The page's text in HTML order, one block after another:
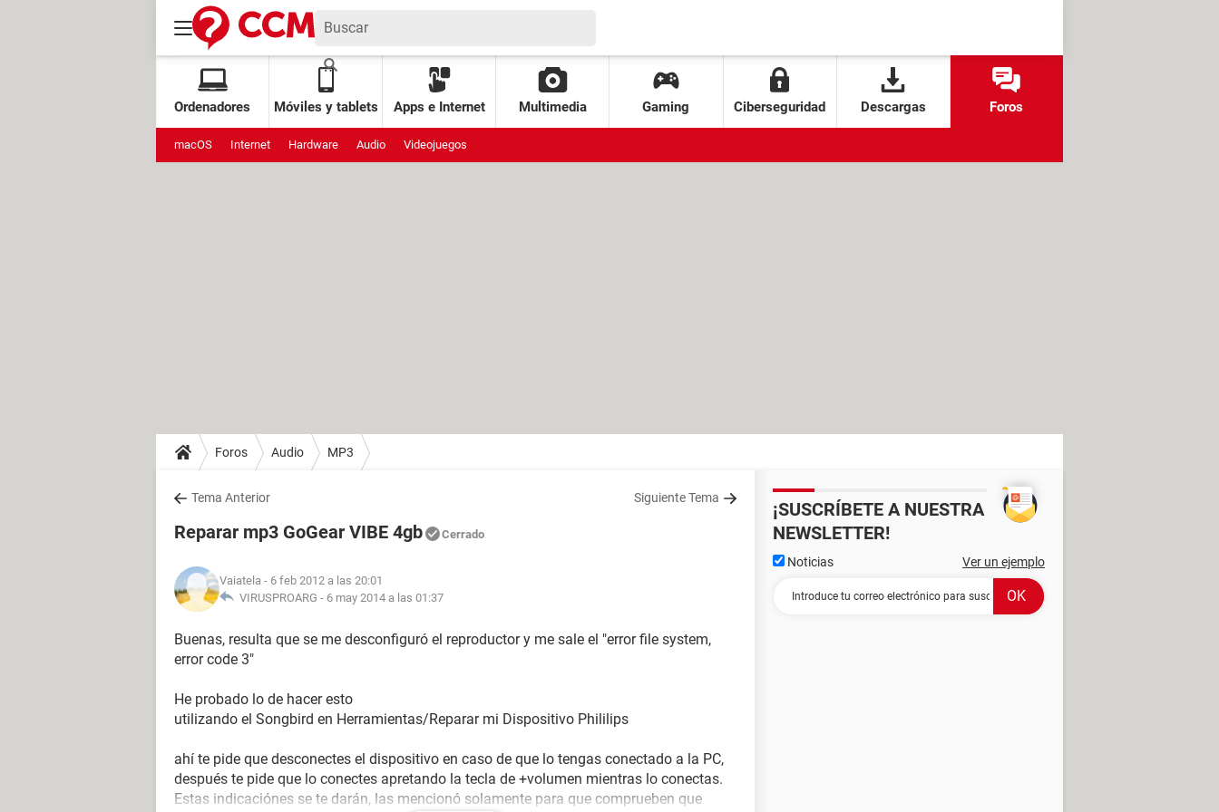
Ordenadores Móviles y tablets Apps e Internet Multimedia Gaming Ciberseguridad Descargas Foros
macOS Internet Hardware Audio Videojuegos
Foros Audio MP3
Tema Anterior Siguiente Tema
Reparar mp3 GoGear VIBE 4gb Cerrado
Vaiatela - 6 feb 2012 a las 20:01
VIRUSPROARG - 6 may 2014 a las 01:37
Buenas, resulta que se me desconfiguró el reproductor y me sale el "error file system,
error code 3"
He probado lo de hacer esto
utilizando el Songbird en Herramientas/Reparar mi Dispositivo Phililips
ahí te pide que desconectes el dispositivo en caso de que lo tengas conectado a la PC,
después te pide que lo conectes apretando la tecla de +volumen mientras lo conectas.
Estas indicaciónes se te darán, las mencionó solamente para que comprueben que
¡SUSCRÍBETE A NUESTRA
NEWSLETTER!
Noticias Ver un ejemplo